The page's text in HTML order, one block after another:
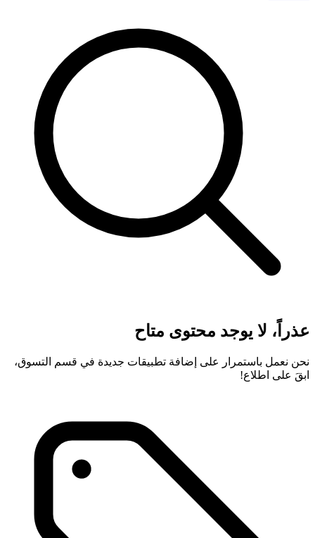
عذراً، لا يوجد محتوى متاح
نحن نعمل باستمرار على إضافة تطبيقات جديدة في قسم التسوق،
ابقَ على اطلاع!